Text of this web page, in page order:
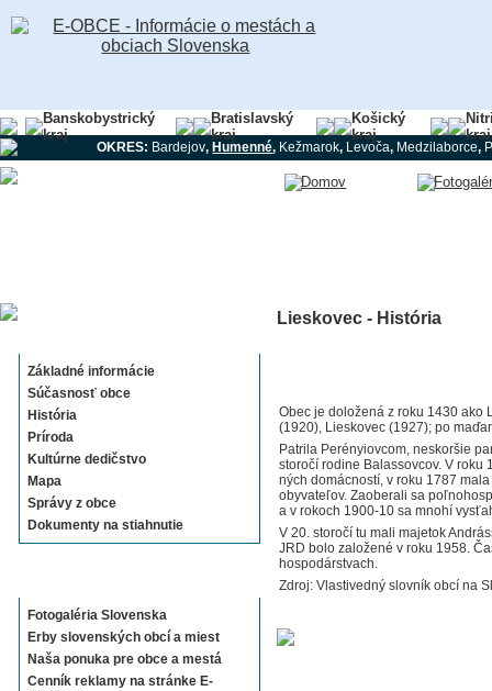
Banskobystrický
kraj
Bratislavský
kraj
Košický
kraj
kraj
OKRES: Bardejov, Humenné, Kežmarok, Levoča, Medzilaborce,
Základné informácie
Súčasnosť obce
História
Príroda
Kultúrne dedičstvo
Mapa
Správy z obce
Dokumenty na stiahnutie
Fotogaléria Slovenska
Erby slovenských obcí a miest
Naša ponuka pre obce a mestá
Cenník reklamy na stránke E-
Lieskovec - História
Obec je doložená z roku 1430 ako
(1920), Lieskovec (1927); po
Patrila Perényiovcom, neskoršie
storočí rodine Balassovcov. V
ných domácností, v roku 1787
obyvateľov. Zaoberali sa
a v rokoch 1900-10 sa mnohí
V 20. storočí tu mali majetok
JRD bolo založené v roku 1958.
hospodárstvach.
Zdroj: Vlastivedný slovník obcí na